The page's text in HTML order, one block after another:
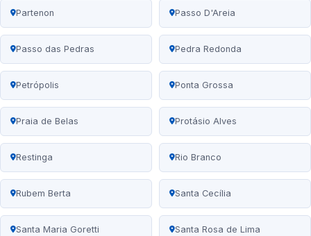
Partenon Passo D'Areia
Passo das Pedras Pedra Redonda
Petrópolis Ponta Grossa
Praia de Belas Protásio Alves
Restinga Rio Branco
Rubem Berta Santa Cecília
Santa Maria Goretti Santa Rosa de Lima